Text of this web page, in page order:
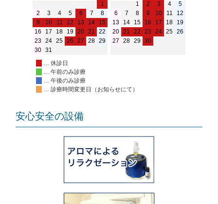
1
2
3 4 5 6 7
8
9
10 11 12 13 14
15
16
17 18 19 20 21
22
23 24 25 26 27 28 29
30 31
1
2 3 4
5
6
7 8 9 10 11
12
13
14 15 16 17 18
19
20 21 22 23 24 25 26
27
28 29 30
… 休診日
… 午前のみ診療
… 午後のみ診療
… 診療時間変更日（お知らせにて）
安心安全の設備